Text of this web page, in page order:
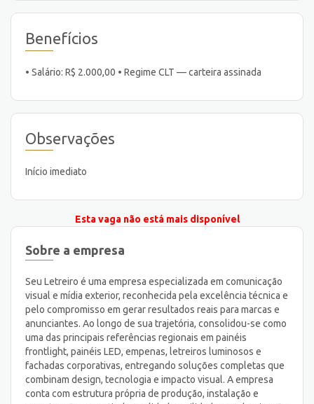
Benefícios
• Salário: R$ 2.000,00 • Regime CLT — carteira assinada
Observações
Início imediato
Esta vaga não está mais disponível
Sobre a empresa
Seu Letreiro é uma empresa especializada em comunicação
visual e mídia exterior, reconhecida pela excelência técnica e
pelo compromisso em gerar resultados reais para marcas e
anunciantes. Ao longo de sua trajetória, consolidou-se como
uma das principais referências regionais em painéis
frontlight, painéis LED, empenas, letreiros luminosos e
fachadas corporativas, entregando soluções completas que
combinam design, tecnologia e impacto visual. A empresa
conta com estrutura própria de produção, instalação e